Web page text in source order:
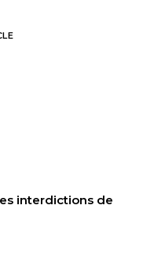
interdictions de